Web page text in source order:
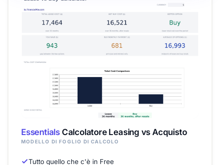
EssentialsCalcolatore Leasing vs Acquisto
MODELLO DI FOGLIO DI CALCOLO
Tutto quello che c'è in Free